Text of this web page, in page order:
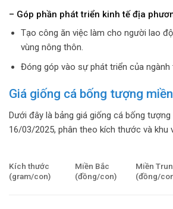
– Góp phần phát triển kinh tế địa
Tạo công ăn việc làm cho người lao
vùng nông thôn.
Đóng góp vào sự phát triển của ngành
Giá giống cá bống tượng
Dưới đây là bảng giá giống cá bống
16/03/2025, phân theo kích thước và khu
Kích thước
(gram/con)
Miền Bắc
(đồng/con)
Miền
(đồng/